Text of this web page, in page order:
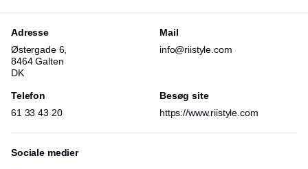
Adresse
Østergade 6,
8464 Galten
DK
Mail
info@riistyle.com
Telefon
61 33 43 20
Besøg site
https://www.riistyle.com
Sociale medier